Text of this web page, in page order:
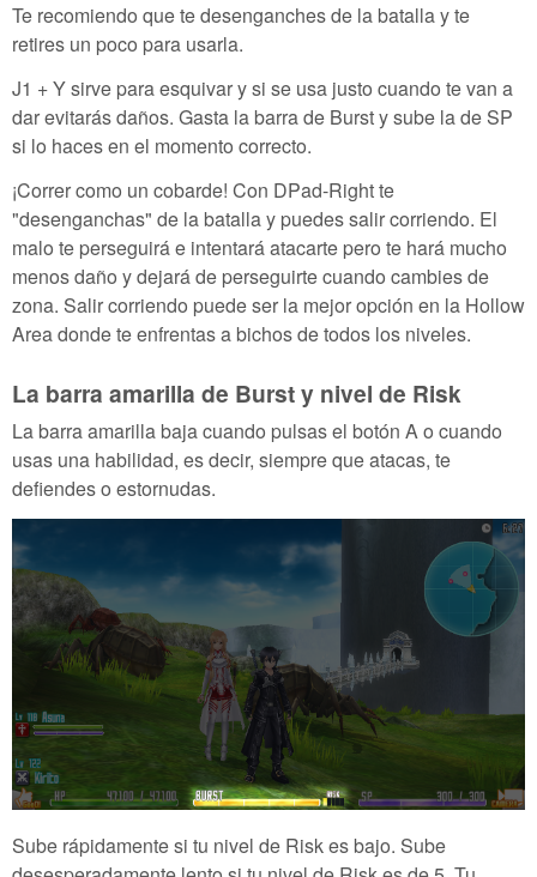
Te recomiendo que te desenganches de la batalla y te
retires un poco para usarla.
J1 + Y sirve para esquivar y si se usa justo cuando te van a
dar evitarás daños. Gasta la barra de Burst y sube la de SP
si lo haces en el momento correcto.
¡Correr como un cobarde! Con DPad-Right te
"desenganchas" de la batalla y puedes salir corriendo. El
malo te perseguirá e intentará atacarte pero te hará mucho
menos daño y dejará de perseguirte cuando cambies de
zona. Salir corriendo puede ser la mejor opción en la Hollow
Area donde te enfrentas a bichos de todos los niveles.
La barra amarilla de Burst y nivel de Risk
La barra amarilla baja cuando pulsas el botón A o cuando
usas una habilidad, es decir, siempre que atacas, te
defiendes o estornudas.
Sube rápidamente si tu nivel de Risk es bajo. Sube